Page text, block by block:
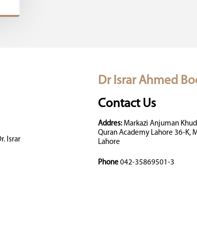
Dr Israr Ahmed
Contact Us
Addres:Markazi Anjuman
Quran Academy Lahore 36-K,
Lahore
Phone 042-35869501-3
Israr